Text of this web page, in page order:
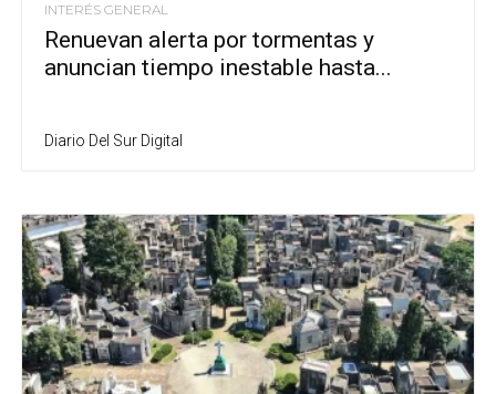
INTERÉS GENERAL
Renuevan alerta por tormentas y
anuncian tiempo inestable hasta...
Diario Del Sur Digital